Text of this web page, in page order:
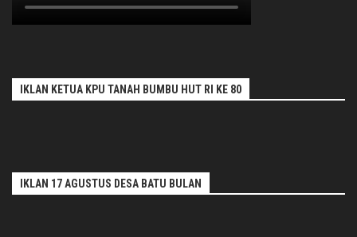
IKLAN KETUA KPU TANAH BUMBU HUT RI KE 80
IKLAN 17 AGUSTUS DESA BATU BULAN